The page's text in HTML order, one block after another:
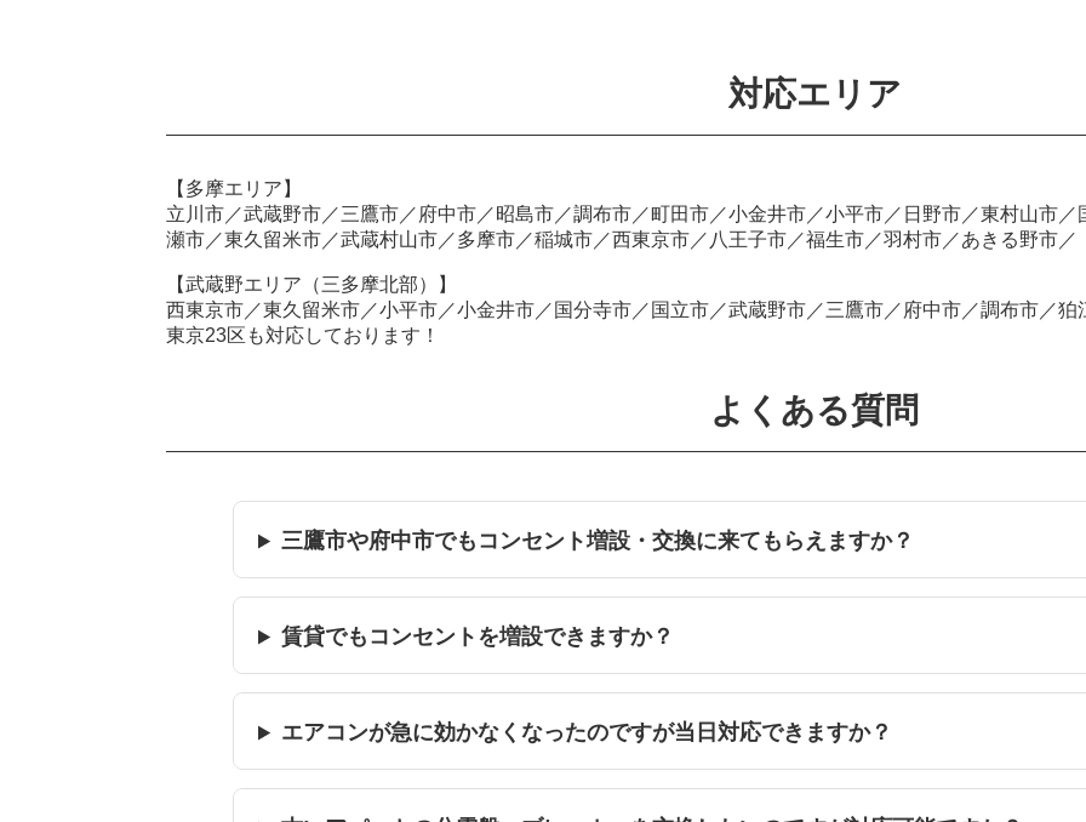
対応エリア
【多摩エリア】
立川市／武蔵野市／三鷹市／府中市／昭島市／調布市／町田市／小金井市／小平市／日野市／東村山市
瀬市／東久留米市／武蔵村山市／多摩市／稲城市／西東京市／八王子市／福生市／羽村市／あきる野市／
【武蔵野エリア（三多摩北部）】
西東京市／東久留米市／小平市／小金井市／国分寺市／国立市／武蔵野市／三鷹市／府中市／調布市／狛
東京23区も対応しております！
よくある質問
三鷹市や府中市でもコンセント増設・交換に来てもらえますか？
賃貸でもコンセントを増設できますか？
エアコンが急に効かなくなったのですが当日対応できますか？